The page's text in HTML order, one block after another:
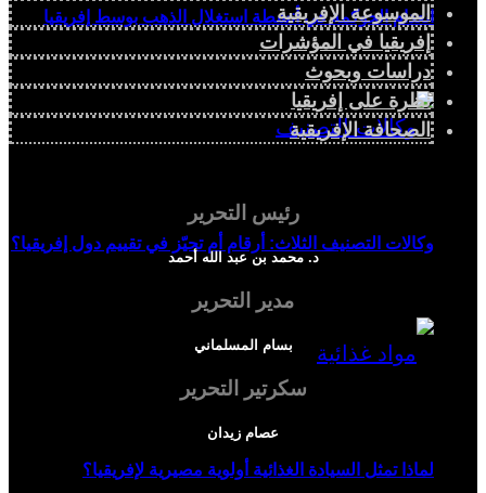
انعدام الحوكمة في أنشطة استغلال الذهب بوسط إفريقيا
وكالات التصنيف الثلاث: أرقام أم تحيّز في تقييم دول إفريقيا؟
لماذا تمثل السيادة الغذائية أولوية مصيرية لإفريقيا؟
الموسوعة الإفريقية
إفريقيا في المؤشرات
دراسات وبحوث
نظرة على إفريقيا
الصحافة الإفريقية
رئيس التحرير
د. محمد بن عبد الله أحمد
مدير التحرير
بسام المسلماني
سكرتير التحرير
عصام زيدان